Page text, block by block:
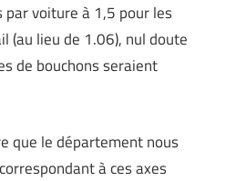
par voiture à 1,5 pour les
(au lieu de 1.06), nul doute
de bouchons seraient
que le département nous
à ces axes